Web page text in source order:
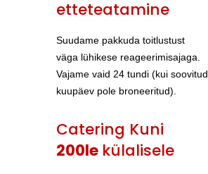
etteteatamine
Suudame pakkuda toitlustust
väga lühikese reageerimisajaga.
Vajame vaid 24 tundi (kui soovitud
kuupäev pole broneeritud).
Catering Kuni
200le külalisele